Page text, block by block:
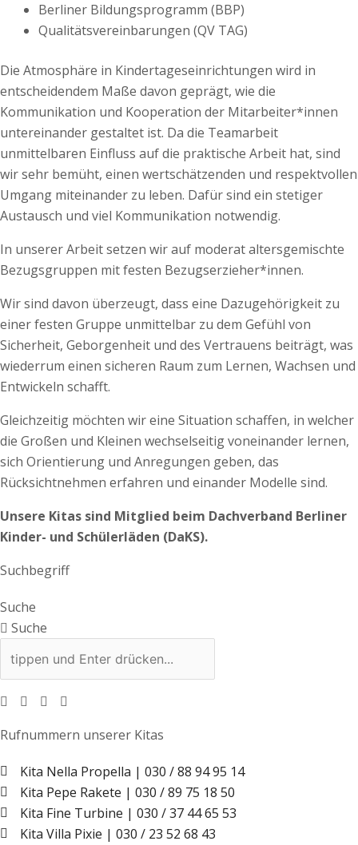
Berliner Bildungsprogramm (BBP)
Qualitätsvereinbarungen (QV TAG)
Die Atmosphäre in Kindertageseinrichtungen wird in
entscheidendem Maße davon geprägt, wie die
Kommunikation und Kooperation der Mitarbeiter*innen
untereinander gestaltet ist. Da die Teamarbeit
unmittelbaren Einfluss auf die praktische Arbeit hat, sind
wir sehr bemüht, einen wertschätzenden und respektvollen
Umgang miteinander zu leben. Dafür sind ein stetiger
Austausch und viel Kommunikation notwendig.
In unserer Arbeit setzen wir auf moderat altersgemischte
Bezugsgruppen mit festen Bezugserzieher*innen.
Wir sind davon überzeugt, dass eine Dazugehörigkeit zu
einer festen Gruppe unmittelbar zu dem Gefühl von
Sicherheit, Geborgenheit und des Vertrauens beiträgt, was
wiederrum einen sicheren Raum zum Lernen, Wachsen und
Entwickeln schafft.
Gleichzeitig möchten wir eine Situation schaffen, in welcher
die Großen und Kleinen wechselseitig voneinander lernen,
sich Orientierung und Anregungen geben, das
Rücksichtnehmen erfahren und einander Modelle sind.
Unsere Kitas sind Mitglied beim Dachverband Berliner
Kinder- und Schülerläden (DaKS).
Suchbegriff
Suche
Suche
Rufnummern unserer Kitas
Kita Nella Propella | 030 / 88 94 95 14
Kita Pepe Rakete | 030 / 89 75 18 50
Kita Fine Turbine | 030 / 37 44 65 53
Kita Villa Pixie | 030 / 23 52 68 43